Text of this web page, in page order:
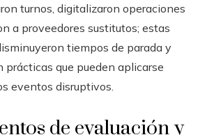
turnos, digitalizaron operaciones
a proveedores sustitutos; estas
tiempos de parada y
prácticas que pueden aplicarse
eventos disruptivos.
de evaluación y